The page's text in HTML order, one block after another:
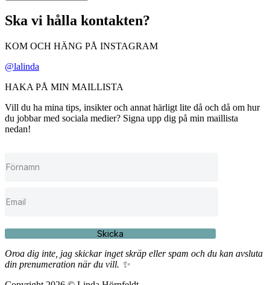
Ska vi hålla kontakten?
KOM OCH HÄNG PÅ INSTAGRAM
@lalinda
HAKA PÅ MIN MAILLISTA
Vill du ha mina tips, insikter och annat härligt lite då och då om hur
du jobbar med sociala medier? Signa upp dig på min maillista
nedan!
Skicka
Oroa dig inte, jag skickar inget skräp eller spam och du kan avsluta
din prenumeration när du vill. ✨